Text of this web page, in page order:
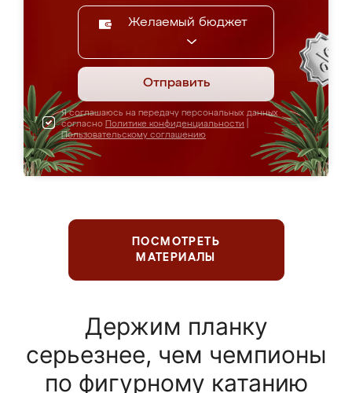
Желаемый бюджет
Отправить
Я соглашаюсь на передачу персональных данных
согласно Политике конфиденциальности
Пользовательскому соглашению
ПОСМОТРЕТЬ
МАТЕРИАЛЫ
Держим планку
серьезнее, чем чемпионы
по фигурному катанию